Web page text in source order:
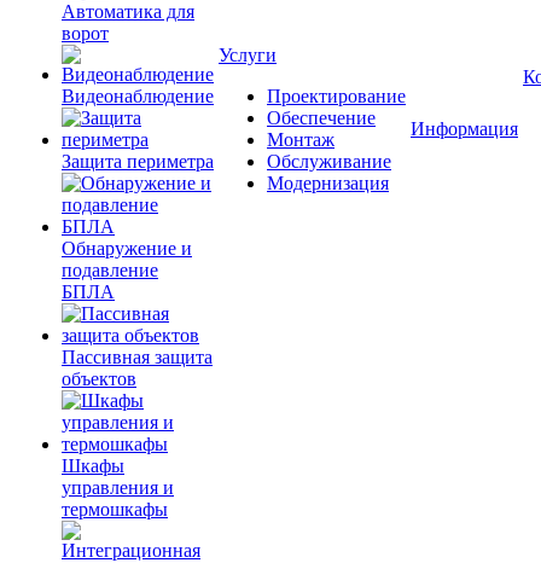
Автоматика для
ворот
Видеонаблюдение
Защита периметра
Обнаружение и
подавление
БПЛА
Пассивная защита
объектов
Шкафы
управления и
термошкафы
Услуги
Проектирование
Обеспечение
Монтаж
Обслуживание
Модернизация
Информация